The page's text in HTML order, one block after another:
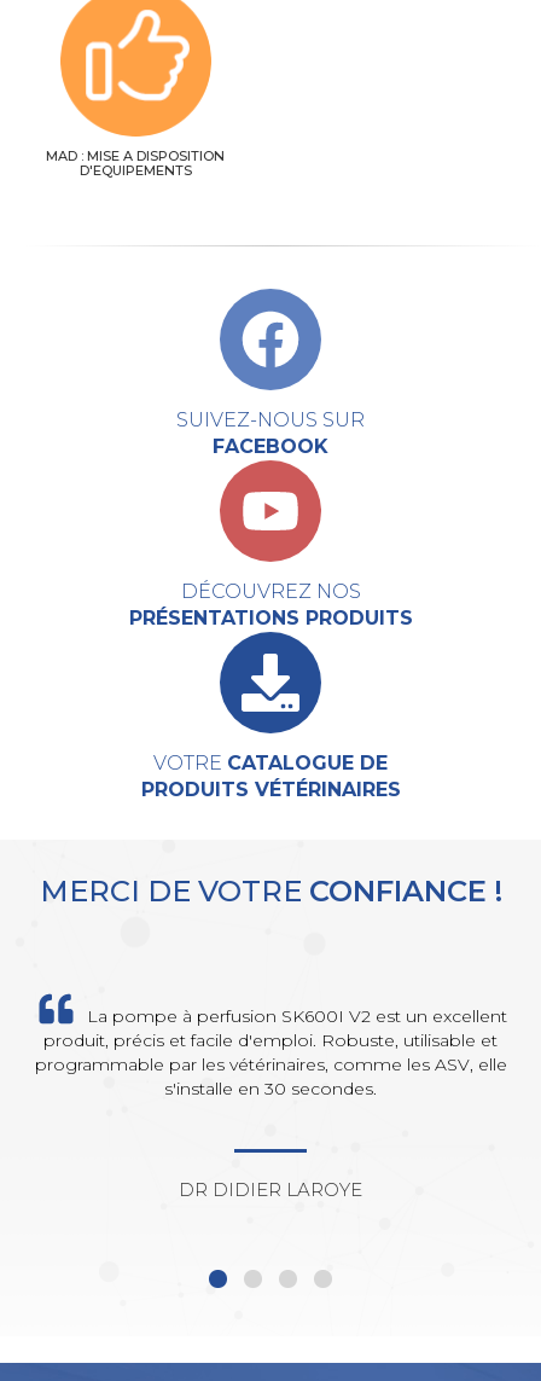
MAD : MISE A DISPOSITION
D'EQUIPEMENTS
SUIVEZ-NOUS SUR
FACEBOOK
DÉCOUVREZ NOS
PRÉSENTATIONS PRODUITS
VOTRE CATALOGUE DE
PRODUITS VÉTÉRINAIRES
MERCI DE VOTRE CONFIANCE !
La pompe à perfusion SK600I V2 est un excellent
produit, précis et facile d'emploi. Robuste, utilisable et
programmable par les vétérinaires, comme les ASV, elle
s'installe en 30 secondes.
DR DIDIER LAROYE